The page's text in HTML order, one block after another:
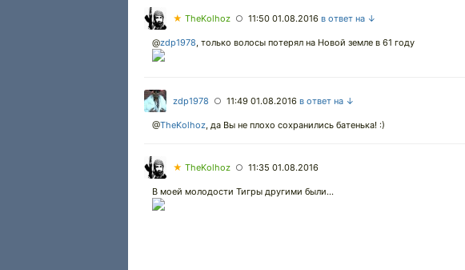
★ TheKolhoz ○ 11:50 01.08.2016 в ответ на ↓
@zdp1978 только волосы потерял на Новой земле в 61 году
zdp1978 ○ 11:49 01.08.2016 в ответ на ↓
@TheKolhoz да Вы не плохо сохранились батенька! :)
★ TheKolhoz ○ 11:35 01.08.2016
В моей молодости Тигры другими были...